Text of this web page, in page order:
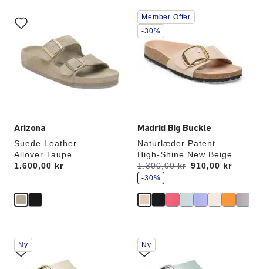
Arizona
Suede Leather
Allover Taupe
Price:
1.600,00 kr
med
prøvefarver
opdatere
produktbilledet
Madrid Big Buckle
Naturlæder Patent
High-Shine New Beige
Før:
1.300,00 kr
nu 910,00 kr
s
p
a
r
-30%
Interaktion
med
prøvefarver
opdatere
produktbilledet
Member Offer
-30%
Interaktion
med
prøvefarver
Ny
Interaktion
med
prøvefarver
Ny